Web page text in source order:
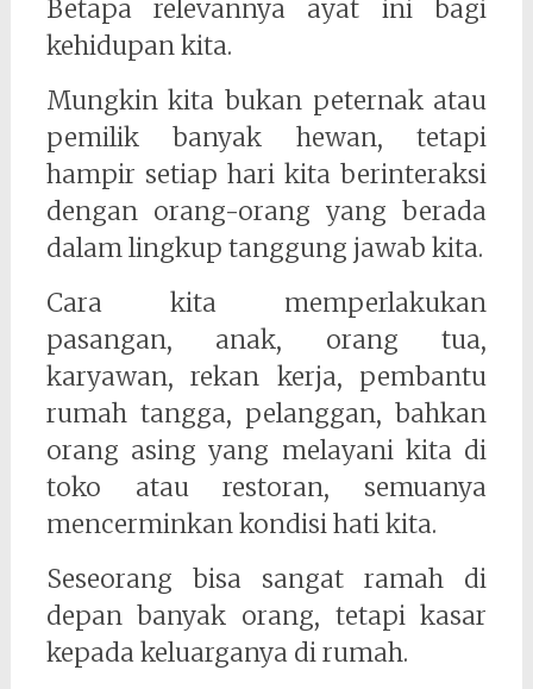
Betapa relevannya ayat ini bagi
kehidupan kita.
Mungkin kita bukan peternak atau
pemilik banyak hewan, tetapi
hampir setiap hari kita berinteraksi
dengan orang-orang yang berada
dalam lingkup tanggung jawab kita.
Cara kita memperlakukan
pasangan, anak, orang tua,
karyawan, rekan kerja, pembantu
rumah tangga, pelanggan, bahkan
orang asing yang melayani kita di
toko atau restoran, semuanya
mencerminkan kondisi hati kita.
Seseorang bisa sangat ramah di
depan banyak orang, tetapi kasar
kepada keluarganya di rumah.